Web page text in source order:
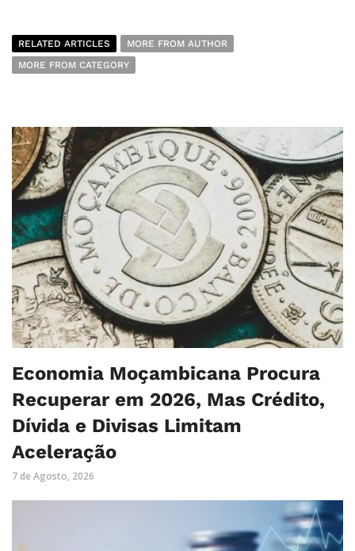
RELATED ARTICLES
MORE FROM AUTHOR
MORE FROM CATEGORY
Economia Moçambicana Procura
Recuperar em 2026, Mas Crédito,
Dívida e Divisas Limitam
Aceleração
7 de Agosto, 2026